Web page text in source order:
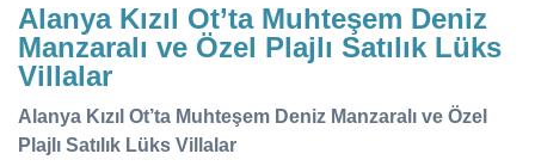
Alanya Kızıl Ot’ta Muhteşem Deniz
Manzaralı ve Özel Plajlı Satılık Lüks
Villalar
Alanya Kızıl Ot’ta Muhteşem Deniz Manzaralı ve Özel
Plajlı Satılık Lüks Villalar